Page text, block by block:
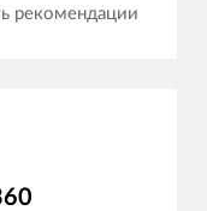
рекомендации